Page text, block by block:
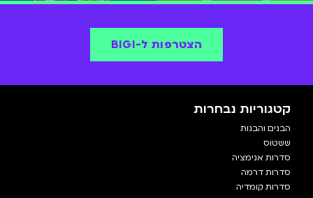
הצטרפות ל-BIGI
קטגוריות נבחרות
הבנים והבנות
ששטוס
סדרות אנימציה
סדרות דרמה
סדרות קומדיה